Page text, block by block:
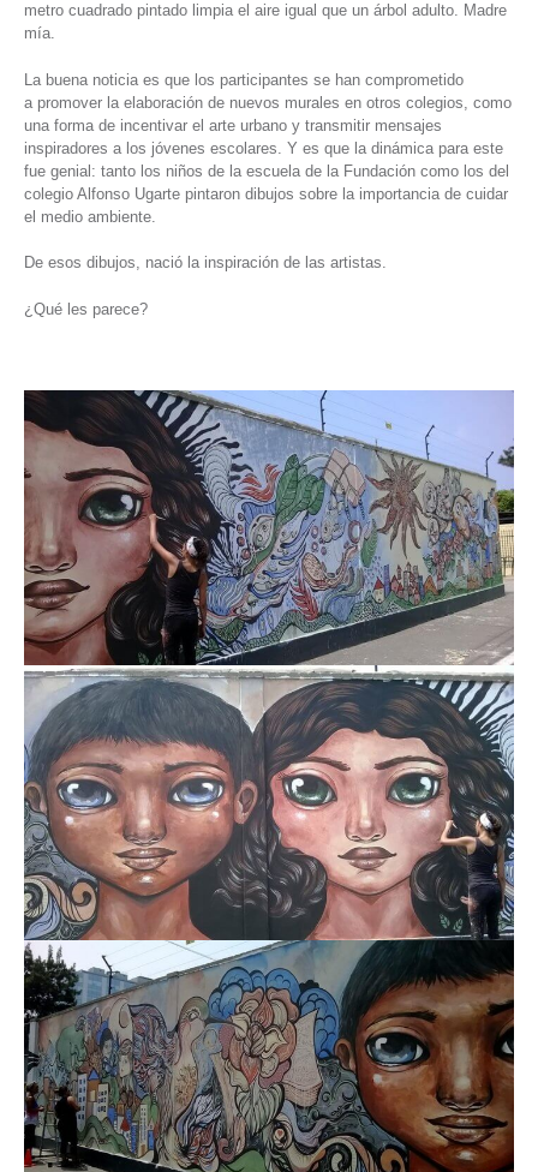
metro cuadrado pintado limpia el aire igual que un árbol adulto. Madre
mía.
La buena noticia es que los participantes se han comprometido
a promover la elaboración de nuevos murales en otros colegios, como
una forma de incentivar el arte urbano y transmitir mensajes
inspiradores a los jóvenes escolares. Y es que la dinámica para este
fue genial: tanto los niños de la escuela de la Fundación como los del
colegio Alfonso Ugarte pintaron dibujos sobre la importancia de cuidar
el medio ambiente.
De esos dibujos, nació la inspiración de las artistas.
¿Qué les parece?